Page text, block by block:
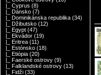
|_ Cyprus (8)
|_ Dánsko (7)
|_ Dominikánska republika (34)
|_ Džibutsko (12)
|_ Egypt (47)
|_ Ekvádor (19)
|_ Eritrea (11)
|_ Estónsko (18)
|_ Etiópia (20)
|_ Faerské ostrovy (9)
|_ Falklandské ostrovy (13)
|_ Fidži (33)